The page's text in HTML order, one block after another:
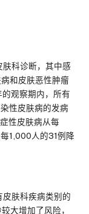
科诊断，其中感
和皮肤恶性肿瘤
观察期内，所有
性皮肤病的发病
性皮肤病从每
1,000人的31例降
肤科疾病类别的
大增加了风险，